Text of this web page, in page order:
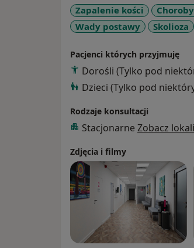
Zapalenie kości
Wady postawy
Skolioza
Pacjenci których przyjmuję
Dorośli (Tylko pod
Dzieci (Tylko pod
Rodzaje konsultacji
Stacjonarne Zobacz
Zdjęcia i filmy